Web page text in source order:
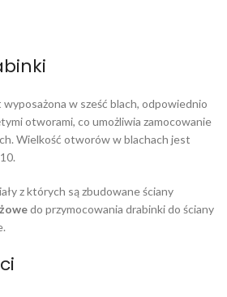
w sześć blach, odpowiednio
otworami, co umożliwia zamocowanie
Wielkość otworów w blachach jest
z których są zbudowane ściany
do przymocowania drabinki do ściany